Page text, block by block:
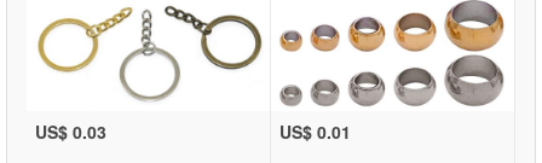
US$ 0.03 US$ 0.01